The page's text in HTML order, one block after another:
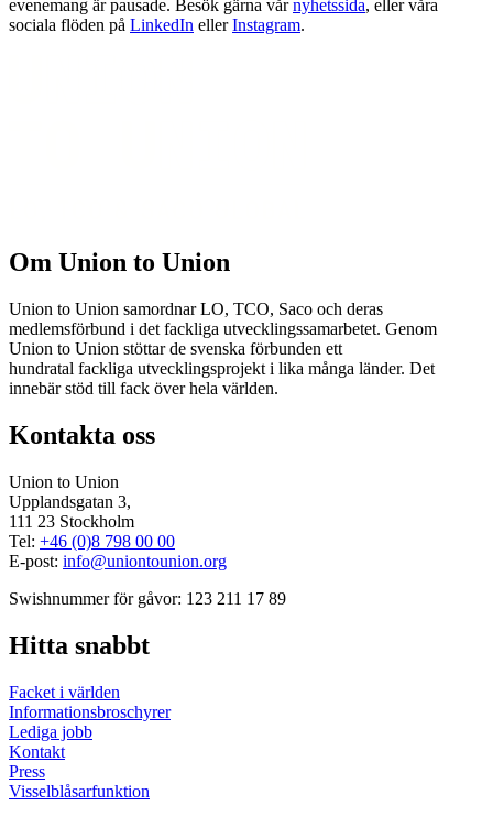
evenemang är pausade. Besök gärna vårnyhetssida, eller våra
sociala flöden på LinkedIn ellerInstagram.
Om Union to Union
Union to Union samordnar LO, TCO, Saco och deras
medlemsförbund i det fackliga utvecklingssamarbetet. Genom
Union to Union stöttar de svenska förbunden ett
hundratal fackliga utvecklingsprojekt i lika många länder. Det
innebär stöd till fack över hela världen.
Kontakta oss
Union to Union
Upplandsgatan 3,
111 23 Stockholm
Tel: +46 (0)8 798 00 00
E-post: info@uniontounion.org
Swishnummer för gåvor: 123 211 17 89
Hitta snabbt
Facket i världen
Informationsbroschyrer
Lediga jobb
Kontakt
Press
Visselblåsarfunktion